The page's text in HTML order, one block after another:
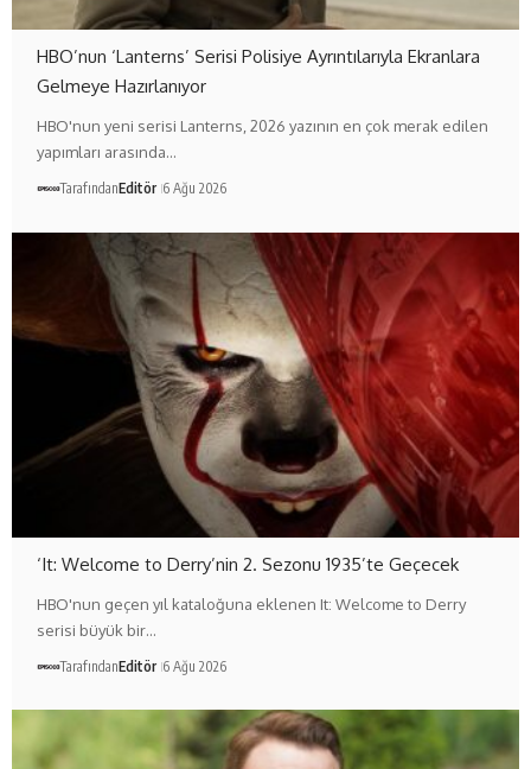
HBO’nun ‘Lanterns’ Serisi Polisiye Ayrıntılarıyla Ekranlara
Gelmeye Hazırlanıyor
HBO'nun yeni serisi Lanterns, 2026 yazının en çok merak edilen
yapımları arasında…
TarafındanEditör 6 Ağu 2026
‘It: Welcome to Derry’nin 2. Sezonu 1935’te Geçecek
HBO'nun geçen yıl kataloğuna eklenen It: Welcome to Derry
serisi büyük bir…
TarafındanEditör 6 Ağu 2026